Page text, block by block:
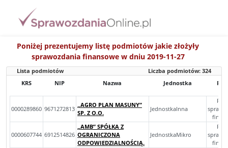
Poniżej prezentujemy listę podmiotów jakie złożyły
sprawozdania finansowe w dniu 2019-11-27
Lista podmiotów Liczba podmiotów: 324
KRS
NIP Nazwa Jednostka
0000289860 9671272813
„AGRO PLAN MASUNY”
SP. Z O.O.
JednostkaInna
0000607744 6912514826
„AMB” SPÓŁKA Z
OGRANICZONA
ODPOWIEDZIALNOŚCIĄ.
JednostkaMikro